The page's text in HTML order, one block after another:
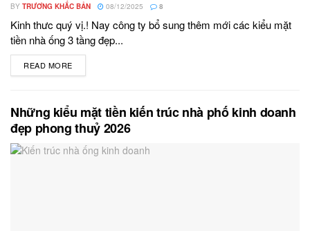
BY TRƯƠNG KHẮC BẢN 08/12/2025 8
Kinh thưc quý vị.! Nay công ty bổ sung thêm mới các kiểu mặt
tiền nhà ống 3 tầng đẹp...
READ MORE
Những kiểu mặt tiền kiến trúc nhà phố kinh doanh
đẹp phong thuỷ 2026